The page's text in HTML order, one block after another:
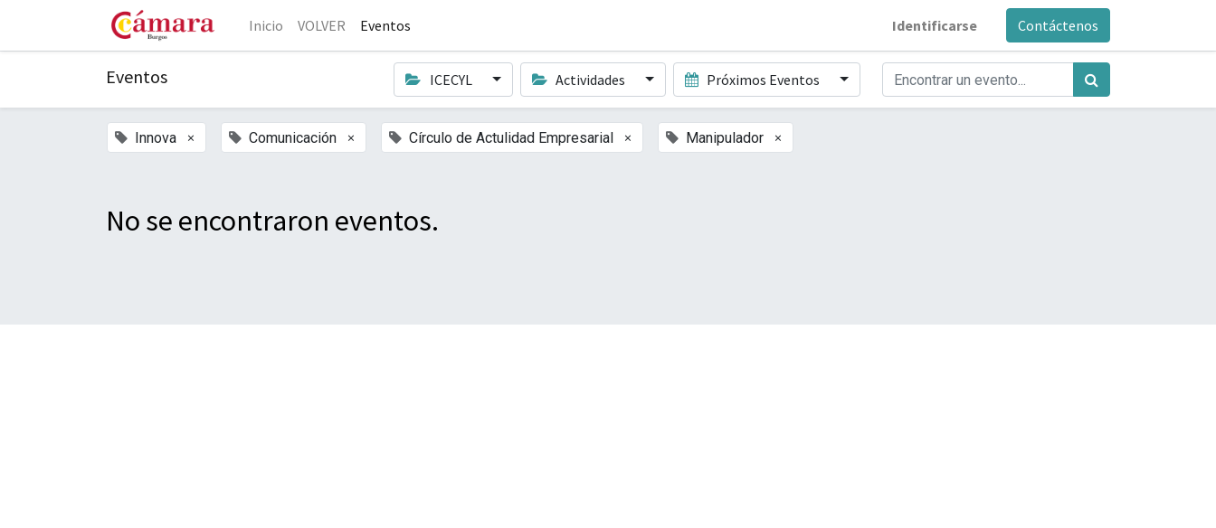
Inicio VOLVER Eventos Identificarse Contáctenos
Eventos ICECYL Actividades Próximos Eventos
Innova × Comunicación × Círculo de Actulidad Empresarial × Manipulador ×
No se encontraron eventos.